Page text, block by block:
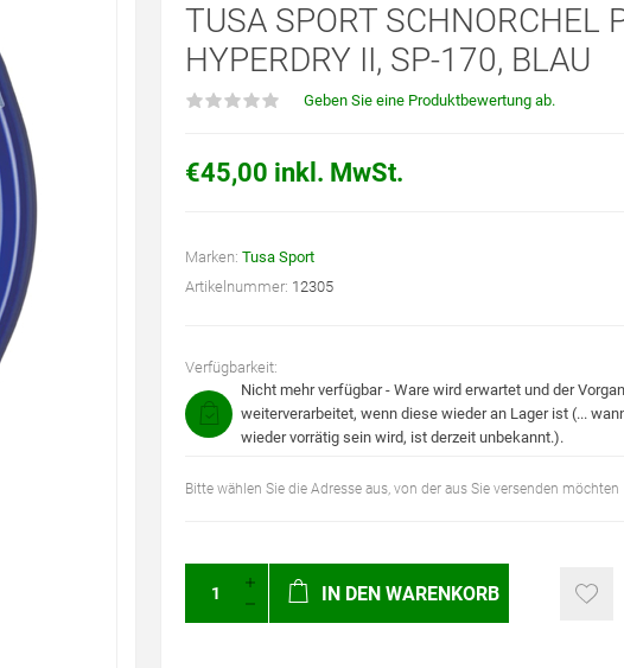
TUSA SPORT SCHNORCHEL
HYPERDRY II, SP-170, BLAU
Geben Sie eine Produktbewertung ab.
€45,00 inkl. MwSt.
Marken: Tusa Sport
Artikelnummer: 12305
Verfügbarkeit:
Nicht mehr verfügbar - Ware wird erwartet und der
weiterverarbeitet, wenn diese wieder an Lager ist (...
wieder vorrätig sein wird, ist derzeit unbekannt.).
Bitte wählen Sie die Adresse aus, von der aus Sie versenden möchten
IN DEN WARENKORB